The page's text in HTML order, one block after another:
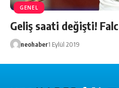
GENEL
Geliş saati değişti!
neohaber1 Eylül 2019